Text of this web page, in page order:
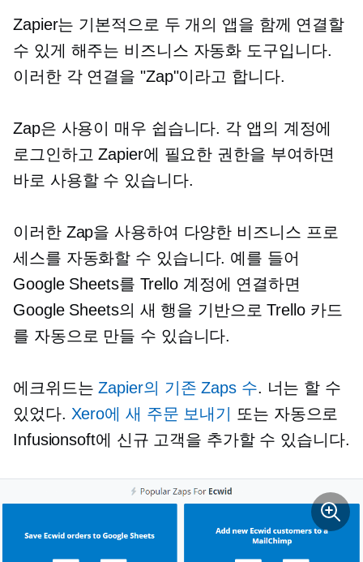
Zapier는 기본적으로 두 개의 앱을 함께 연결할
수 있게 해주는 비즈니스 자동화 도구입니다.
이러한 각 연결을 "Zap"이라고 합니다.
Zap은 사용이 매우 쉽습니다. 각 앱의 계정에
로그인하고 Zapier에 필요한 권한을 부여하면
바로 사용할 수 있습니다.
이러한 Zap을 사용하여 다양한 비즈니스 프로
세스를 자동화할 수 있습니다. 예를 들어
Google Sheets를 Trello 계정에 연결하면
Google Sheets의 새 행을 기반으로 Trello 카드
를 자동으로 만들 수 있습니다.
에크위드는Zapier의 기존 Zaps 수. 너는 할 수
있었다. Xero에 새 주문 보내기
또는 자동으로
Infusionsoft에 신규 고객을 추가할 수 있습니다.